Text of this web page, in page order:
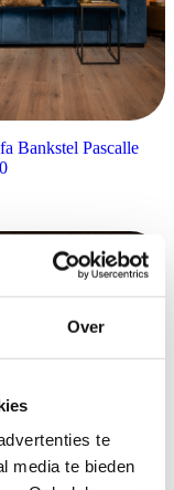
Over
te
media te bieden
Bankstel Pascalle